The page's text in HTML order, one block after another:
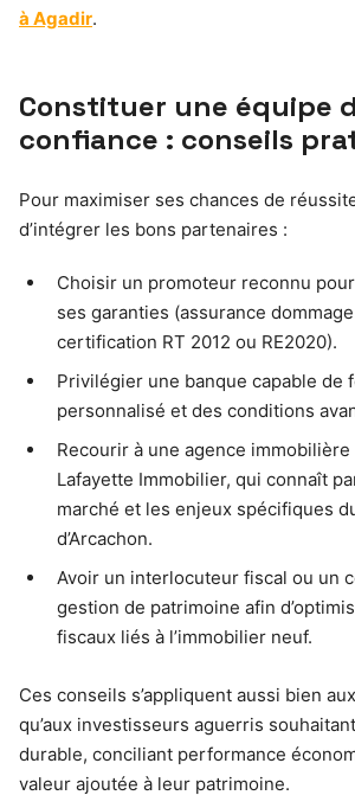
à Agadir.
Constituer une équipe
confiance : conseils
Pour maximiser ses chances de
d’intégrer les bons partenaires :
Choisir un promoteur reconnu
ses garanties (assurance
certification RT 2012 ou RE2020).
Privilégier une banque capable de
personnalisé et des conditions
Recourir à une agence
Lafayette Immobilier, qui connaît
marché et les enjeux spécifiques
d’Arcachon.
Avoir un interlocuteur fiscal ou un
gestion de patrimoine afin
fiscaux liés à l’immobilier neuf.
Ces conseils s’appliquent aussi bien
qu’aux investisseurs aguerris
durable, conciliant performance
valeur ajoutée à leur patrimoine.